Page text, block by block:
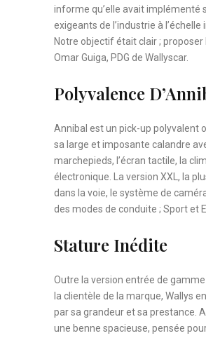
informe qu’elle avait implémenté
exigeants de l’industrie à
Notre objectif était clair ;
Omar Guiga, PDG de Wallyscar.
Polyvalence
Annibal est un pick-up polyvalent
sa large et imposante calandre
marchepieds, l’écran tactile, la
électronique. La version XXL, la
dans la voie, le système de
des modes de conduite ; Sport et
Stature Inédite
Outre la version entrée de
la clientèle de la marque, Wallys
par sa grandeur et sa prestance.
une benne spacieuse, pensée